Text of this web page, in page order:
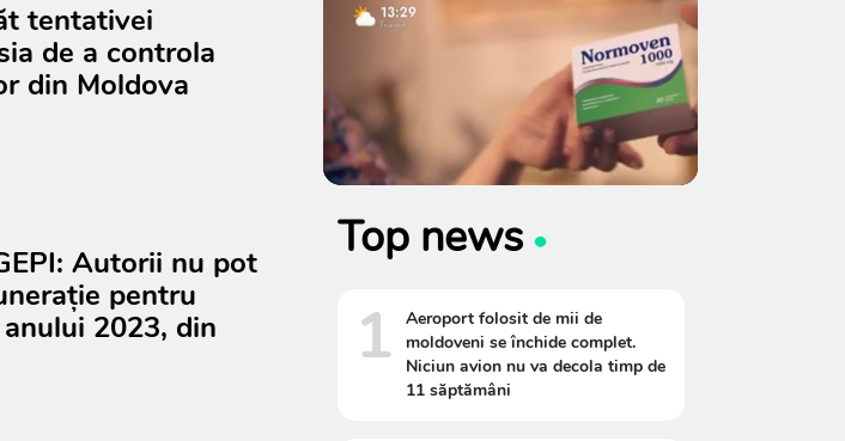
tentativei
de a controla
din Moldova
Autorii nu pot
pentru
2023, din
Top news
1
Aeroport folosit de mii de
moldoveni se închide complet.
Niciun avion nu va decola timp de
11 săptămâni